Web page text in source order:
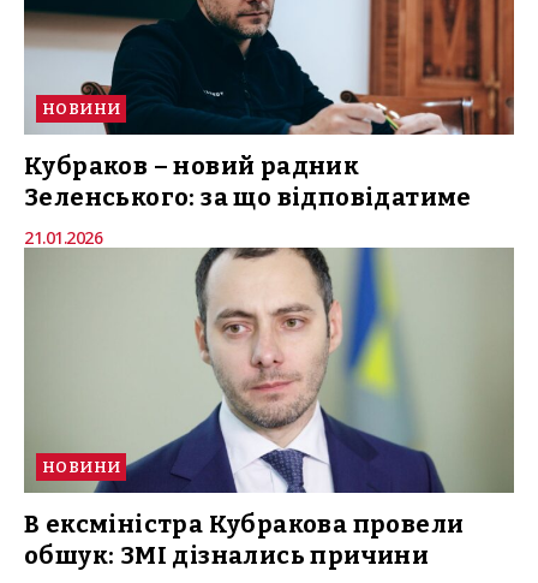
НОВИНИ
Кубраков – новий радник
Зеленського: за що відповідатиме
21.01.2026
НОВИНИ
В ексміністра Кубракова провели
обшук: ЗМІ дізнались причини